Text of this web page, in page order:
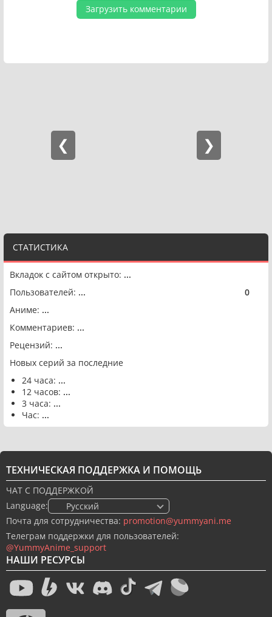
СТАТИСТИКА
Вкладок с сайтом открыто: ...
Пользователей: ... 0
Аниме: ...
Комментариев: ...
Рецензий: ...
Новых серий за последние
24 часа: ...
12 часов: ...
3 часа: ...
Час: ...
Загрузить комментарии
НАШИ РЕСУРСЫ
ТЕХНИЧЕСКАЯ ПОДДЕРЖКА И ПОМОЩЬ
ЧАТ С ПОДДЕРЖКОЙ
Language:
🇷🇺 Русский
Почта для сотрудничества: promotion@yummyani.me
Телеграм поддержки для пользователей:
@YummyAnime_support